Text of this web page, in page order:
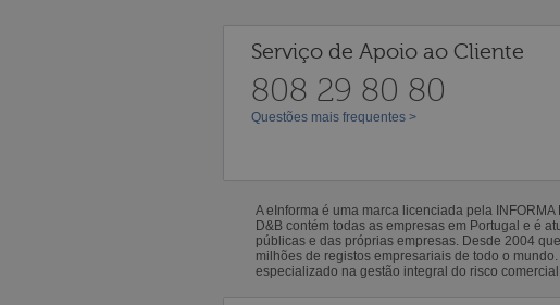
Serviço de Apoio ao Cliente
808 29 80 80
Questões mais frequentes >
A eInforma é uma marca licenciada pela
D&B contém todas as empresas em Portugal e é
públicas e das próprias empresas. Desde 2004
milhões de registos empresariais de todo o
especializado na gestão integral do risco comercial.